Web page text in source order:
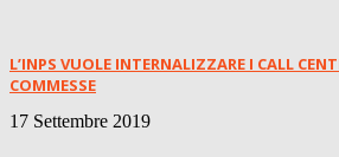
L’INPS VUOLE INTERNALIZZARE I CALL
COMMESSE
17 Settembre 2019